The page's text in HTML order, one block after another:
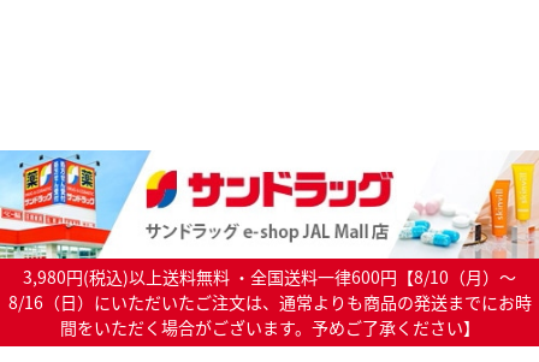
3,980円(税込)以上送料無料 ・全国送料一律600円【8/10（月）～
8/16（日）にいただいたご注文は、通常よりも商品の発送までにお時
間をいただく場合がございます。予めご了承ください】